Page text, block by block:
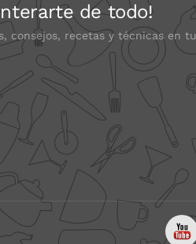
de todo!
consejos, recetas y técnicas en tu